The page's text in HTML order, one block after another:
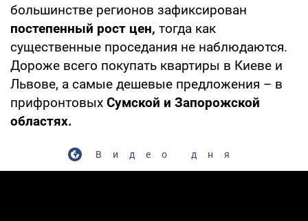
большинстве регионов зафиксирован
постепенный рост цен, тогда как
существенные проседания не наблюдаются.
Дороже всего покупать квартиры в Киеве и
Львове, а самые дешевые предложения – в
прифронтовых Сумской и Запорожской
областях.
Видео дня